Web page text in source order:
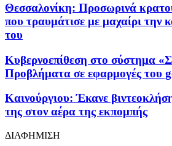
Θεσσαλονίκη: Προσωρινά
που τραυμάτισε με μαχαίρι την
του
Κυβερνοεπίθεση στο σύστημα
Προβλήματα σε εφαρμογές του
Καινούργιου: Έκανε
της στον αέρα της εκπομπής
ΔΙΑΦΗΜΙΣΗ